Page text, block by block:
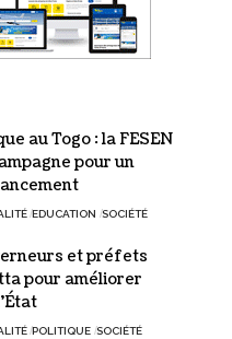
au Togo : la FESEN
pour un
EDUCATION SOCIÉTÉ
et préfets
pour améliorer
POLITIQUE SOCIÉTÉ